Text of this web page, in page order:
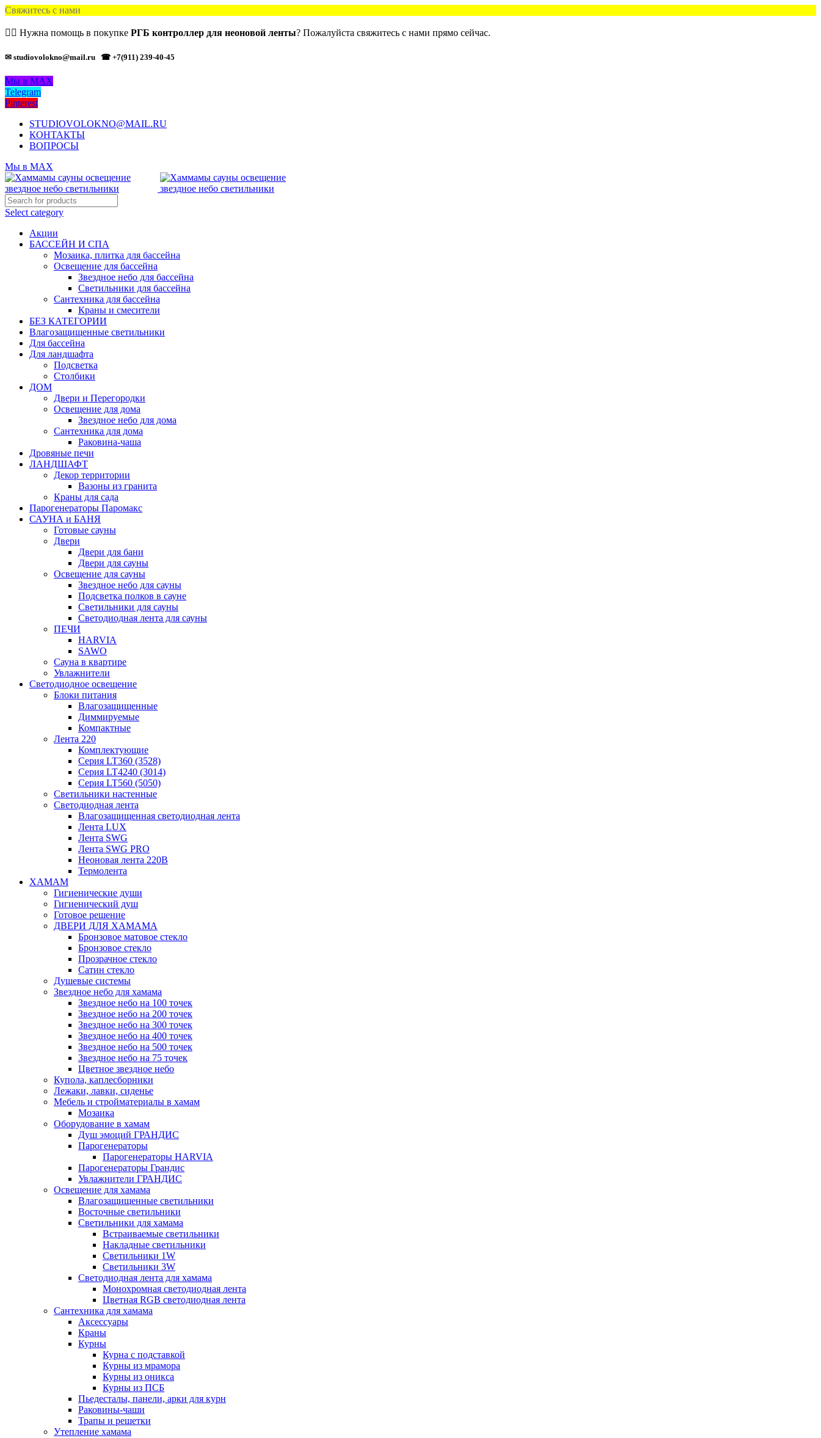
Свяжитесь с нами
🙋‍♂️ Нужна помощь в покупке РГБ контроллер для неоновой ленты? Пожалуйста свяжитесь с нами прямо сейчас.
✉ studiovolokno@mail.ru ☎ +7(911) 239-40-45
Мы в MAX
Telegram
Pinterest
STUDIOVOLOKNO@MAIL.RU
КОНТАКТЫ
ВОПРОСЫ
Мы в MAX
Select category
Акции
БАССЕЙН И СПА
Мозаика, плитка для бассейна
Освещение для бассейна
Звездное небо для бассейна
Светильники для бассейна
Сантехника для бассейна
Краны и смесители
БЕЗ КАТЕГОРИИ
Влагозащищенные светильники
Для бассейна
Для ландшафта
Подсветка
Столбики
ДОМ
Двери и Перегородки
Освещение для дома
Звездное небо для дома
Сантехника для дома
Раковина-чаша
Дровяные печи
ЛАНДШАФТ
Декор территории
Вазоны из гранита
Краны для сада
Парогенераторы Паромакс
САУНА и БАНЯ
Готовые сауны
Двери
Двери для бани
Двери для сауны
Освещение для сауны
Звездное небо для сауны
Подсветка полков в сауне
Светильники для сауны
Светодиодная лента для сауны
ПЕЧИ
HARVIA
SAWO
Сауна в квартире
Увлажнители
Светодиодное освещение
Блоки питания
Влагозащищенные
Диммируемые
Компактные
Лента 220
Комплектующие
Серия LT360 (3528)
Серия LT4240 (3014)
Серия LT560 (5050)
Светильники настенные
Светодиодная лента
Влагозащищенная светодиодная лента
Лента LUX
Лента SWG
Лента SWG PRO
Неоновая лента 220В
Термолента
ХАМАМ
Гигиенические души
Гигиенический душ
Готовое решение
ДВЕРИ ДЛЯ ХАМАМА
Бронзовое матовое стекло
Бронзовое стекло
Прозрачное стекло
Сатин стекло
Душевые системы
Звездное небо для хамама
Звездное небо на 100 точек
Звездное небо на 200 точек
Звездное небо на 300 точек
Звездное небо на 400 точек
Звездное небо на 500 точек
Звездное небо на 75 точек
Цветное звездное небо
Купола, каплесборники
Лежаки, лавки, сиденье
Мебель и стройматериалы в хамам
Мозаика
Оборудование в хамам
Душ эмоций ГРАНДИС
Парогенераторы
Парогенераторы HARVIA
Парогенераторы Грандис
Увлажнители ГРАНДИС
Освещение для хамама
Влагозащищенные светильники
Восточные светильники
Светильники для хамама
Встраиваемые светильники
Накладные светильники
Светильники 1W
Светильники 3W
Светодиодная лента для хамама
Монохромная светодиодная лента
Цветная RGB светодиодная лента
Сантехника для хамама
Аксессуары
Краны
Курны
Курна с подставкой
Курны из мрамора
Курны из оникса
Курны из ПСБ
Пьедесталы, панели, арки для курн
Раковины-чаши
Трапы и решетки
Утепление хамама